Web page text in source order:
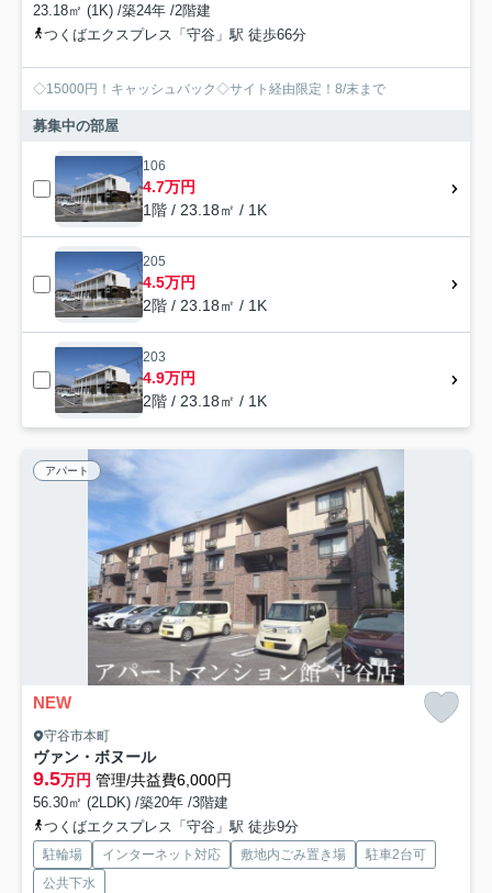
23.18㎡ (1K) /築24年 /2階建
つくばエクスプレス「守谷」駅 徒歩66分
◇15000円！キャッシュバック◇サイト経由限定！8/末まで
募集中の部屋
106
4.7万円
1階 / 23.18㎡ / 1K
205
4.5万円
2階 / 23.18㎡ / 1K
203
4.9万円
2階 / 23.18㎡ / 1K
アパート
NEW
守谷市本町
ヴァン・ボヌール
9.5万円 管理/共益費6,000円
56.30㎡ (2LDK) /築20年 /3階建
つくばエクスプレス「守谷」駅 徒歩9分
駐輪場 インターネット対応 敷地内ごみ置き場
駐車2台可
公共下水